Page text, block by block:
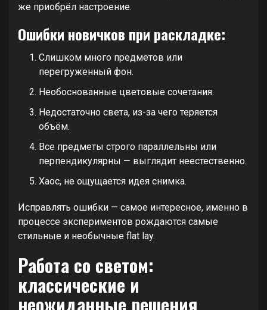
же приобрёл настроение.
Ошибки новичков при раскладке:
Слишком много предметов или
перегруженный фон.
Необоснованные цветовые сочетания.
Недостаточно света, из-за чего теряется
объём.
Все предметы строго параллельны или
перпендикулярны — выглядит неестественно.
Хаос, не ощущается идея снимка.
Исправлять ошибки — самое интересное, именно в
процессе экспериментов рождаются самые
стильные и необычные flat lay.
Работа со светом:
классические и
неожиданные решения